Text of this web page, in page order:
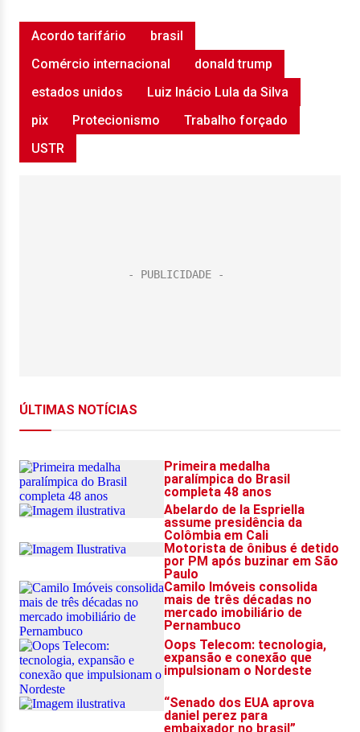
Acordo tarifário
brasil
Comércio internacional
donald trump
estados unidos
Luiz Inácio Lula da Silva
pix
Protecionismo
Trabalho forçado
USTR